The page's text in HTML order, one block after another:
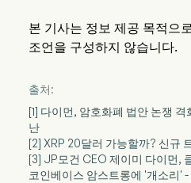
본 기사는 정보 제공 목적으
조언을 구성하지 않습니다.
출처:
[1] 다이먼, 암호화폐 법안 논쟁
난
[2] XRP 20달러 가능할까? 신규
[3] JP모건 CEO 제이미 다이먼,
코인베이스 암스트롱에 '개소리'